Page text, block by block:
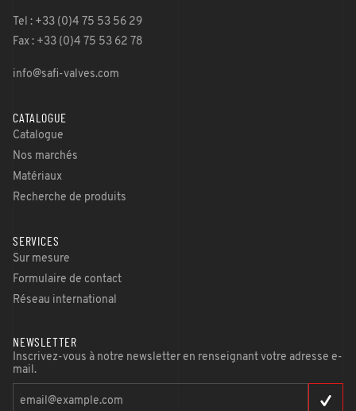
Tel : +33 (0)4 75 53 56 29
Fax : +33 (0)4 75 53 62 78
info@safi-valves.com
CATALOGUE
Catalogue
Nos marchés
Matériaux
Recherche de produits
SERVICES
Sur mesure
Formulaire de contact
Réseau international
NEWSLETTER
Inscrivez-vous à notre newsletter en renseignant votre adresse e-
mail.